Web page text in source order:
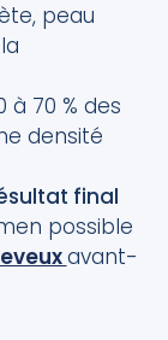
peau
à 70 % des
densité
final
possible
avant-